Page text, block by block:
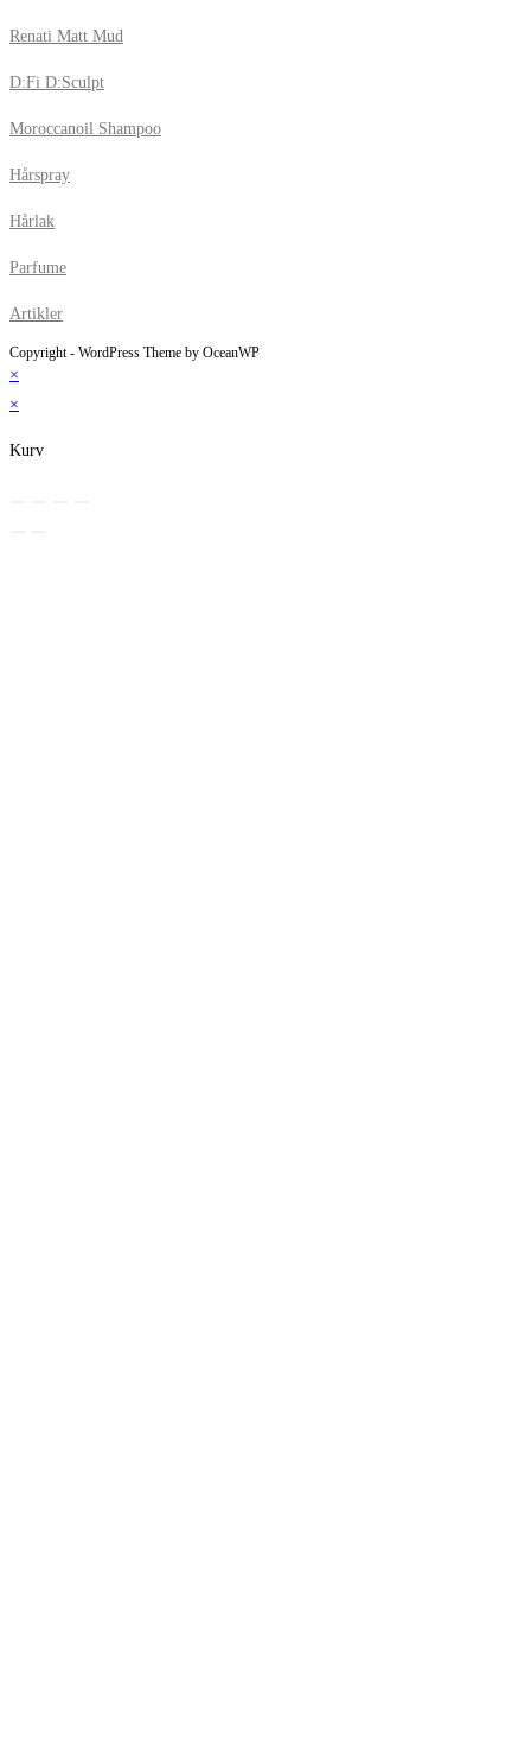
Renati Matt Mud
D:Fi D:Sculpt
Moroccanoil Shampoo
Hårspray
Hårlak
Parfume
Artikler
Copyright - WordPress Theme by OceanWP
×
×
Kurv